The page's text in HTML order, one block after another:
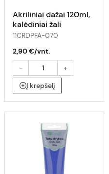
Akriliniai dažai 120ml,
kalėdiniai žali
11CRDPFA-070
2,90 €/vnt.
-
+
Į krepšelį